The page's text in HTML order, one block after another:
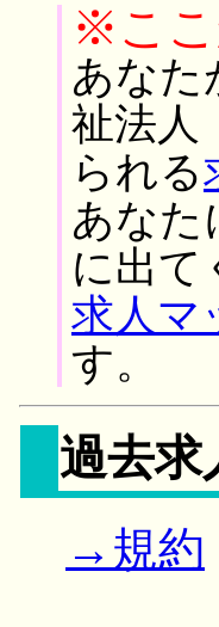
※ここ
あなた
祉法人
られる
あなた
に出て
求人マ
す。
過去求
→規約